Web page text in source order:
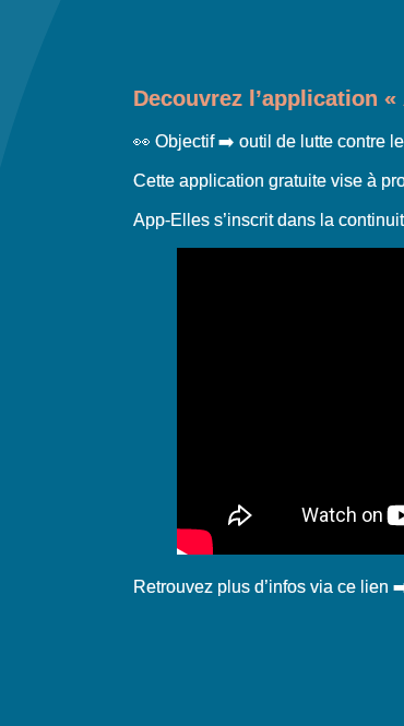
Decouvrez l’application
👀 Objectif ➡️ outil de lutte contre
Cette application gratuite vise à
App-Elles s’inscrit dans la
Retrouvez plus d’infos via ce lien